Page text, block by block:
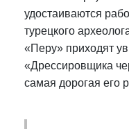
удостаиваются
турецкого
«Перу» приходят
«Дрессировщика
самая дорогая его